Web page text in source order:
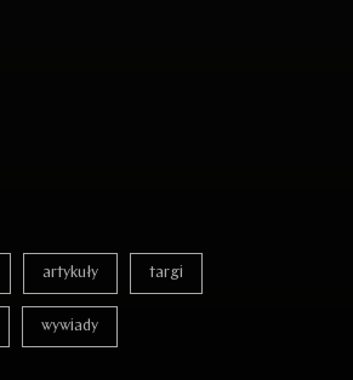
artykuły targi
wywiady